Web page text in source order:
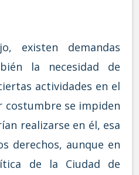
existen demandas
la necesidad de
actividades en el
costumbre se impiden
realizarse en él, esa
derechos, aunque en
de la Ciudad de